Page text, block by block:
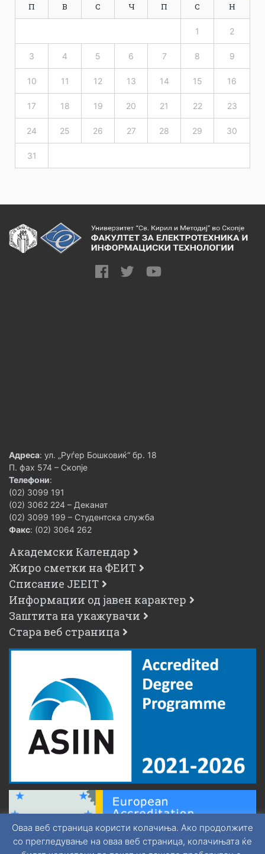
П В С Ч П С Н
1 2
3 4 5 6 7 8 9
10 11 12 13 14 15 16
17 18 19 20 21 22 23
24 25 26 27 28 29 30
31
Адреса: ул. „Руѓер Бошковиќ“ бр. 18
П. фах 574 – Скопје
Телефони:
(02) 3099 191
(02) 3062 224 – Деканат
(02) 3099 199 – Студентска служба
Факс: (02) 3064 262
Академски Календар
Жиро сметки на ФЕИТ
Списание JEEIT
Информации од јавен карактер
Заштита на укажувачи
Стара веб страница
Оваа веб страница користи колачиња. Ако продолжите
со прегледување на оваа веб страница, колачињата ќе